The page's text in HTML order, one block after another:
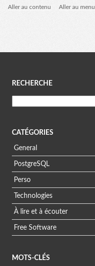
Aller au contenu Aller au menu
M
e
n
u
RECHERCHE
CATÉGORIES
General
PostgreSQL
Perso
Technologies
À lire et à écouter
Free Software
MOTS-CLÉS